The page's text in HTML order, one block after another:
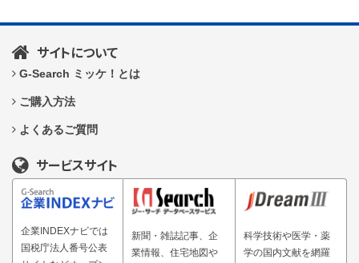
サイトについて
G-Search ミッケ！とは
ご購入方法
よくあるご質問
サービスサイト
企業INDEXナビでは
国税庁法人番号公表
新聞・雑誌記事、企
業情報、住宅地図や
科学技術や医学・薬
学の国内文献を網羅